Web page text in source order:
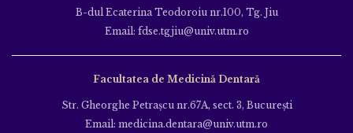
B-dul Ecaterina Teodoroiu nr.100, Tg. Jiu
Email: fdse.tgjiu@univ.utm.ro
Facultatea de Medicină Dentară
Str. Gheorghe Petraşcu nr.67A, sect. 3, Bucureşti
Email: medicina.dentara@univ.utm.ro